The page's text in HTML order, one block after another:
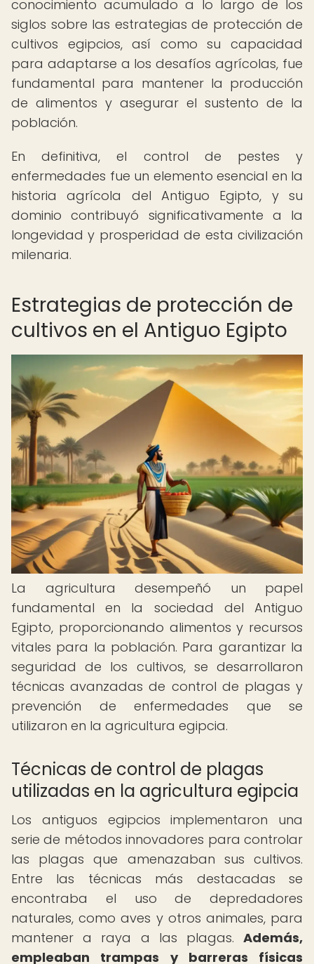
conocimiento acumulado a lo largo de los
siglos sobre las estrategias de protección de
cultivos egipcios, así como su capacidad
para adaptarse a los desafíos agrícolas, fue
fundamental para mantener la producción
de alimentos y asegurar el sustento de la
población.
En definitiva, el control de pestes y
enfermedades fue un elemento esencial en la
historia agrícola del Antiguo Egipto, y su
dominio contribuyó significativamente a la
longevidad y prosperidad de esta civilización
milenaria.
Estrategias de protección de
cultivos en el Antiguo Egipto
La agricultura desempeñó un papel
fundamental en la sociedad del Antiguo
Egipto, proporcionando alimentos y recursos
vitales para la población. Para garantizar la
seguridad de los cultivos, se desarrollaron
técnicas avanzadas de control de plagas y
prevención de enfermedades que se
utilizaron en la agricultura egipcia.
Técnicas de control de plagas
utilizadas en la agricultura egipcia
Los antiguos egipcios implementaron una
serie de métodos innovadores para controlar
las plagas que amenazaban sus cultivos.
Entre las técnicas más destacadas se
encontraba el uso de depredadores
naturales, como aves y otros animales, para
mantener a raya a las plagas. Además,
empleaban trampas y barreras físicas